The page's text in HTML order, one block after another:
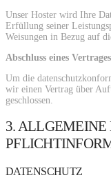
Unser Hoster wird Ihre
Erfüllung seiner
Weisungen in Bezug auf
Abschluss eines
Um die
wir einen Vertrag über
geschlossen.
3.
DATENSCHUTZ